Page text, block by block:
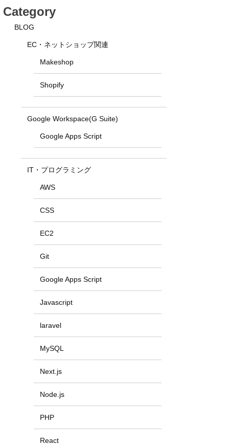
Category
BLOG
EC・ネットショップ関連
Makeshop
Shopify
Google Workspace(G Suite)
Google Apps Script
IT・プログラミング
AWS
CSS
EC2
Git
Google Apps Script
Javascript
laravel
MySQL
Next.js
Node.js
PHP
React